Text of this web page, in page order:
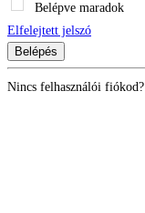
Belépve maradok
Elfelejtett jelszó
Belépés
Nincs felhasználói fiókod?